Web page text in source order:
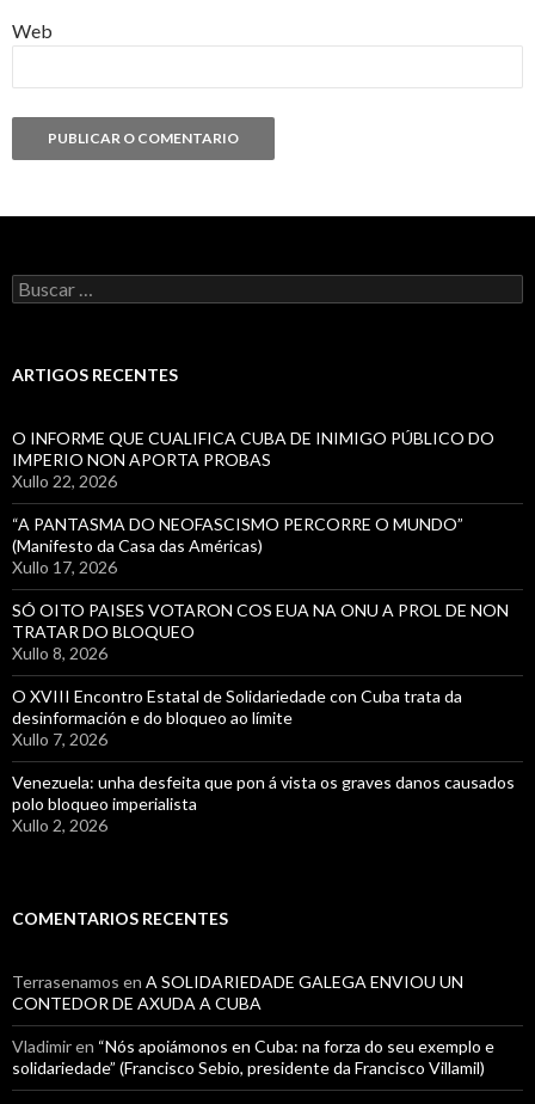
Web
Buscar:
ARTIGOS RECENTES
O INFORME QUE CUALIFICA CUBA DE INIMIGO PÚBLICO DO
IMPERIO NON APORTA PROBAS
Xullo 22, 2026
“A PANTASMA DO NEOFASCISMO PERCORRE O MUNDO”
(Manifesto da Casa das Américas)
Xullo 17, 2026
SÓ OITO PAISES VOTARON COS EUA NA ONU A PROL DE NON
TRATAR DO BLOQUEO
Xullo 8, 2026
O XVIII Encontro Estatal de Solidariedade con Cuba trata da
desinformación e do bloqueo ao límite
Xullo 7, 2026
Venezuela: unha desfeita que pon á vista os graves danos causados
polo bloqueo imperialista
Xullo 2, 2026
COMENTARIOS RECENTES
Terrasenamos en A SOLIDARIEDADE GALEGA ENVIOU UN
CONTEDOR DE AXUDA A CUBA
Vladimiren “Nós apoiámonos en Cuba: na forza do seu exemplo e
solidariedade” (Francisco Sebio, presidente da Francisco Villamil)